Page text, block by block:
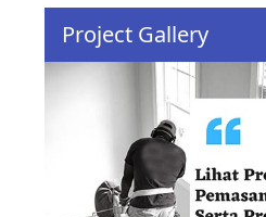
Project Gallery